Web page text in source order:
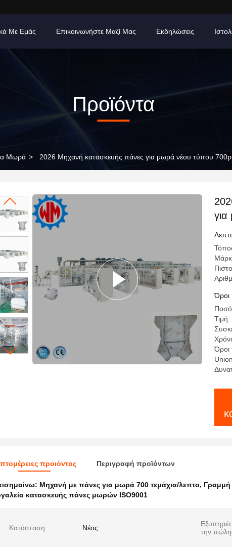
Με Εμάς Επικοινωνήστε Μαζί Μας Εκδηλώσεις
Προϊόντα
Μωρά > 2026 Μηχανή κατασκευής πάνες για μωρά νέου τύπου
με
Όροι
Όροι
προιόντος Περιγραφή προϊόντων
Μηχανή με πάνες για μωρά 700 τεμάχια/λεπτο,
κατασκευής πάνες μωρών ISO9001
Κατάσταση: Νέος
την